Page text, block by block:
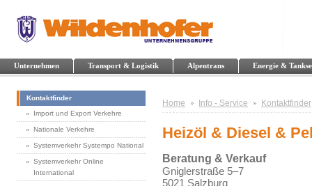
Unternehmen Transport & Logistik Alpentrans Energie &
Kontaktfinder
Import und Export Verkehre
Nationale Verkehre
Systemverkehr Systempo National
Systemverkehr Online
International
Home Info - Service Kontaktfinder
Heizöl & Diesel &
Beratung & Verkauf
Gniglerstraße 5–7
5021 Salzburg